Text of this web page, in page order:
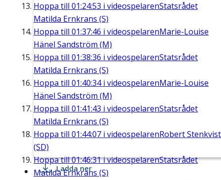
Hoppa till 01:24:53 i videospelarenStatsrådet
Matilda Ernkrans (S)
Hoppa till 01:37:46 i videospelarenMarie-Louise
Hänel Sandström (M)
Hoppa till 01:38:36 i videospelarenStatsrådet
Matilda Ernkrans (S)
Hoppa till 01:40:34i videospelarenMarie-Louise
Hänel Sandström (M)
Hoppa till 01:41:43 i videospelarenStatsrådet
Matilda Ernkrans (S)
Hoppa till 01:44:07 i videospelarenRobert Stenkvist
(SD)
Hoppa till01:46:31i videospelarenStatsrådet
Matilda Ernkrans (S)
Ladda ner